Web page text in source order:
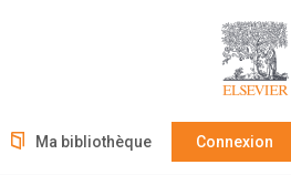
Ma bibliothèque Connexion